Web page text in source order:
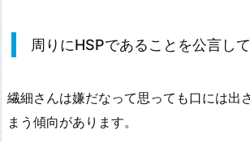
周りにHSPであることを公言し
繊細さんは嫌だなって思っても口には出
まう傾向があります。